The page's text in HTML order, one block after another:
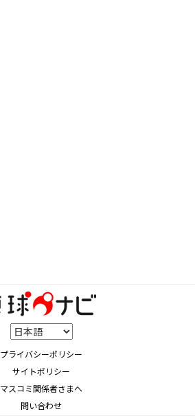
プライバシーポリシー
サイトポリシー
マスコミ関係者さまへ
問い合わせ